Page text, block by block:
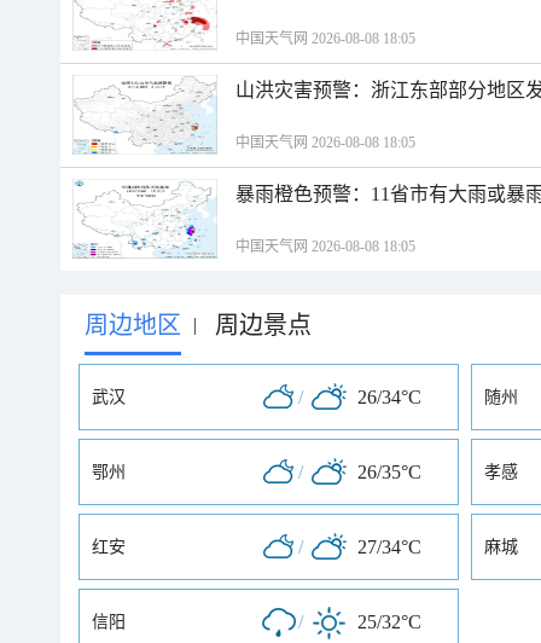
中国天气网 2026-08-08 18:05
山洪灾害预警：浙江东部部分地区
中国天气网 2026-08-08 18:05
暴雨橙色预警：11省市有大雨或暴
中国天气网 2026-08-08 18:05
周边地区 | 周边景点
武汉 / 26/34°C 随州
鄂州 / 26/35°C 孝感
红安 / 27/34°C 麻城
信阳 / 25/32°C